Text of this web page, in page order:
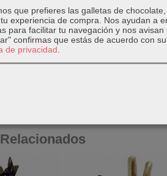
carnero con gancho para colgar.
color marrón con toques dorados.
que prefieres las galletas de
experiencia de compra. Nos ayudan a
para facilitar tu navegación y nos
confirmas que estás de acuerdo con su
de privacidad